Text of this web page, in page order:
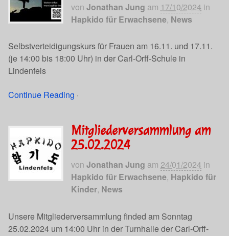
von Jonathan Jung am 17/10/2024 in
Hapkido für Erwachsene, News
Selbstverteidigungskurs für Frauen am 16.11. und 17.11.
(je 14:00 bis 18:00 Uhr) in der Carl-Orff-Schule in
Lindenfels
Continue Reading ·
Mitgliederversammlung am
25.02.2024
von Jonathan Jung am 24/01/2024 in
Hapkido für Erwachsene, Hapkido für
Kinder, News
Unsere Mitgliederversammlung finded am Sonntag
25.02.2024 um 14:00 Uhr in der Turnhalle der Carl-Orff-